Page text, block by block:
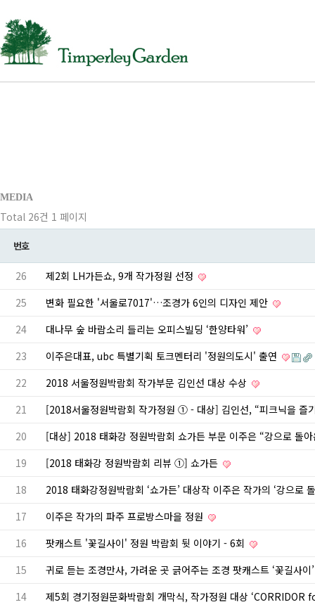
MEDIA
Total 26건 1 페이지
번호
26
제2회 LH가든쇼, 9개 작가정원 선정
25
변화 필요한 '서울로7017'…조경가 6인의 디자인 제안
24
대나무 숲 바람소리 들리는 오피스빌딩 ‘한양타워’
23
이주은대표, ubc 특별기획 토크멘터리 '정원의도시' 출연
22
2018 서울정원박람회 작가부문 김인선 대상 수상
21
[2018서울정원박람회 작가정원 ① - 대상] 김인선, “피크닉을 즐
20
[대상] 2018 태화강 정원박람회 쇼가든 부문 이주은 “강으로
19
[2018 태화강 정원박람회 리뷰 ①] 쇼가든
18
2018 태화강정원박람회 ‘쇼가든’ 대상작 이주은 작가의 ‘강으로
17
이주은 작가의 파주 프로방스마을 정원
16
팟캐스트 '꽃길사이' 정원 박람회 뒷 이야기 - 6회
15
귀로 듣는 조경만사, 가려운 곳 긁어주는 조경 팟캐스트 ‘꽃길사이
14
제5회 경기정원문화박람회 개막식, 작가정원 대상 ‘CORRIDOR